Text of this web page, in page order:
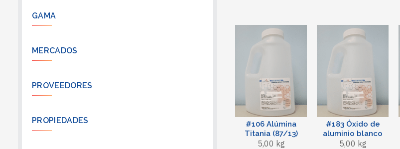
GAMA
MERCADOS
PROVEEDORES
PROPIEDADES
#106 Alúmina
Titania (87/13)
5,00 kg
#183 Óxido de
aluminio blanco
5,00 kg